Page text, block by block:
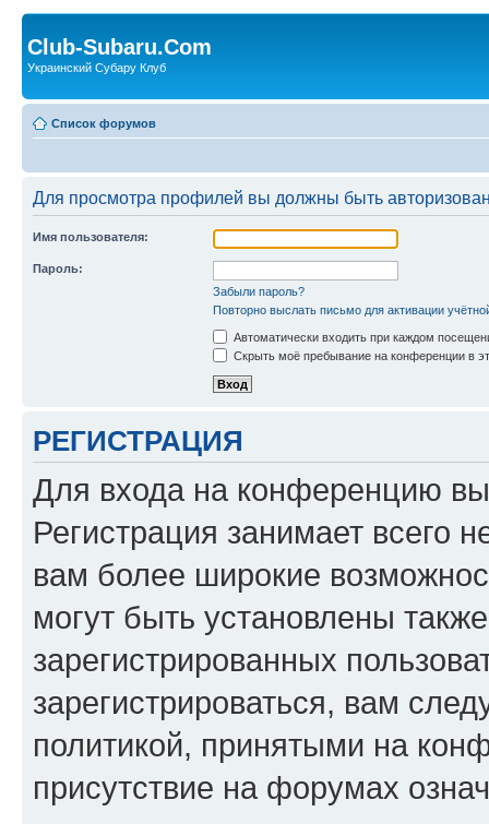
Club-Subaru.Com
Украинский Субару Клуб
Список форумов
Для просмотра профилей вы должны быть
Имя пользователя:
Пароль:
Забыли пароль?
Повторно выслать письмо для активации
Автоматически входить при каждом
Скрыть моё пребывание на конференции в
РЕГИСТРАЦИЯ
Для входа на конференцию
Регистрация занимает всего
вам более широкие
могут быть установлены
зарегистрированных
зарегистрироваться, вам
политикой, принятыми на
присутствие на форумах